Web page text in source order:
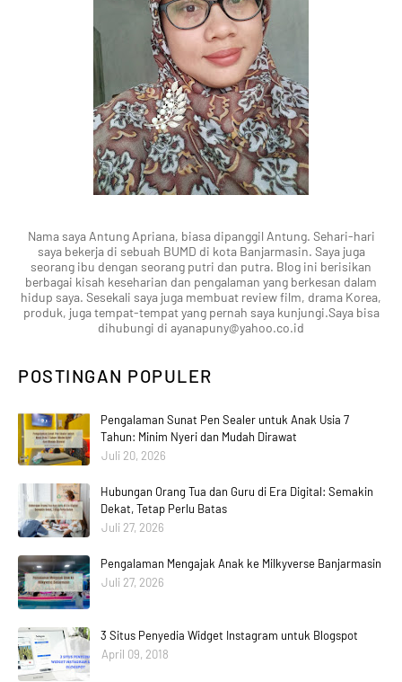
Nama saya Antung Apriana, biasa dipanggil Antung. Sehari-hari
saya bekerja di sebuah BUMD di kota Banjarmasin. Saya juga
seorang ibu dengan seorang putri dan putra. Blog ini berisikan
berbagai kisah keseharian dan pengalaman yang berkesan dalam
hidup saya. Sesekali saya juga membuat review film, drama Korea,
produk, juga tempat-tempat yang pernah saya kunjungi.Saya bisa
dihubungi di ayanapuny@yahoo.co.id
POSTINGAN POPULER
Pengalaman Sunat Pen Sealer untuk Anak Usia 7
Tahun: Minim Nyeri dan Mudah Dirawat
Juli 20, 2026
Hubungan Orang Tua dan Guru di Era Digital: Semakin
Dekat, Tetap Perlu Batas
Juli 27, 2026
Pengalaman Mengajak Anak ke Milkyverse Banjarmasin
Juli 27, 2026
3 Situs Penyedia Widget Instagram untuk Blogspot
April 09, 2018